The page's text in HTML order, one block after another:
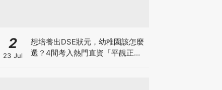
2
23 Jul
想培養出DSE狀元，幼稚園該怎麼
選？4間考入熱門直資「平靚正」